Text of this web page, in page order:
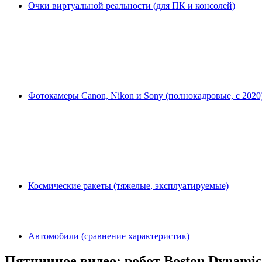
Очки виртуальной реальности (для ПК и консолей)
Фотокамеры Canon, Nikon и Sony (полнокадровые, с
Космические ракеты (тяжелые, эксплуатируемые)
Автомобили (сравнение характеристик)